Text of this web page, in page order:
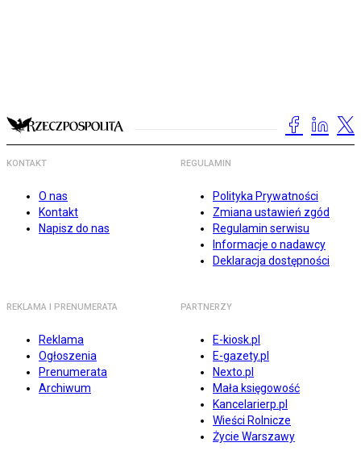
KONTAKT
O nas
Kontakt
Napisz do nas
REGULAMIN
Polityka Prywatności
Zmiana ustawień zgód
Regulamin serwisu
Informacje o nadawcy
Deklaracja dostępności
REKLAMA I PRENUMERATA
Reklama
Ogłoszenia
Prenumerata
Archiwum
PARTNERZY
E-kiosk.pl
E-gazety.pl
Nexto.pl
Mała księgowość
Kancelarierp.pl
Wieści Rolnicze
Życie Warszawy